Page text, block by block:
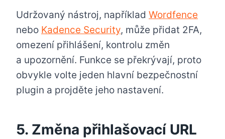
Udržovaný nástroj, například Wordfence
nebo Kadence Security, může přidat 2FA,
omezení přihlášení, kontrolu změn
a upozornění. Funkce se překrývají, proto
obvykle volte jeden hlavní bezpečnostní
plugin a projděte jeho nastavení.
5. Změna přihlašovací URL